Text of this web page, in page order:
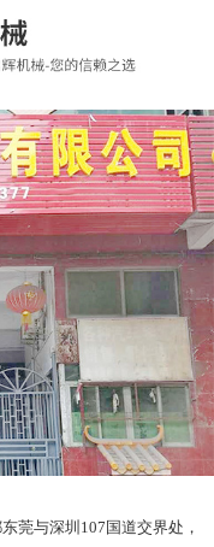
莞与深圳107国道交界处，